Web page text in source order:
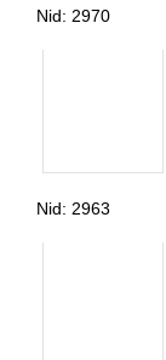
Nid: 2970
Nid: 2963